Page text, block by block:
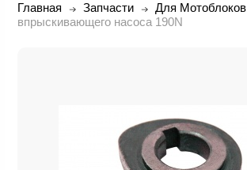
Главная Запчасти Для Мотоблоков
впрыскивающего насоса 190N